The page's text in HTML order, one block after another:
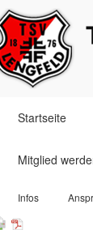
überspringen
Startseite
Mitglied
überspringen
Infos